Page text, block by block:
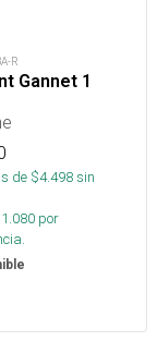
R
Gannet 1
de $4.498sin
1.080 por